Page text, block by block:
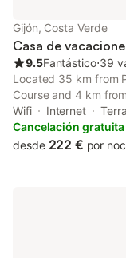
Gijón, Costa Verde
Casa de
9.5Fantástico⋅39
Located 35 km from
Course and 4 km
de pueblo adosada,
accommodation
Wifi Internet
Cancelación gratuita
desde 222 € por